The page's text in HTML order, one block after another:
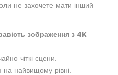
не захочете мати інший
зображення з 4K
чіткі сцени.
на найвищому рівні.